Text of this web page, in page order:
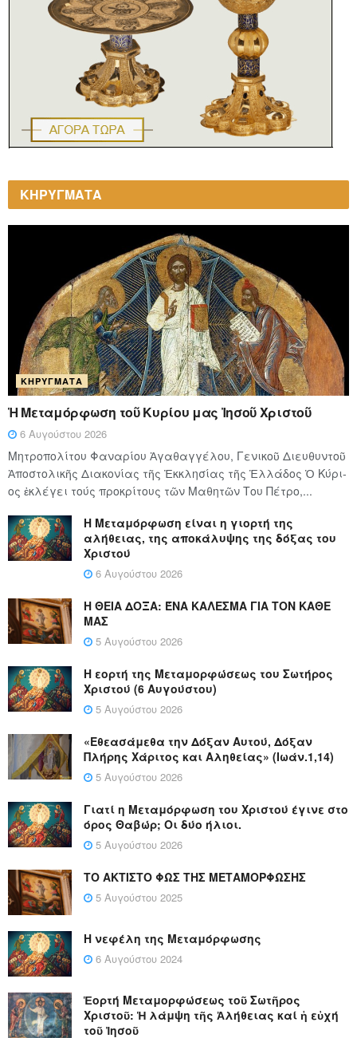
ΚΗΡΥΓΜΑΤΑ
ΚΗΡΎΓΜΑΤΑ
Ἡ Μεταμόρφωση τοῦ Κυρίου μας Ἰησοῦ Χριστοῦ
6 Αυγούστου 2026
Μητροπολίτου Φαναρίου Ἀγαθαγγέλου, Γενικοῦ Διευθυντοῦ
Ἀποστολικῆς Διακονίας τῆς Ἐκκλησίας τῆς Ἑλλάδος Ὁ Κύ­ρι­
ος ἐκλέγει τούς προ­κρί­τους τῶν Μα­θη­τῶν Του Πέ­τρο,...
Η Μεταμόρφωση είναι η γιορτή της
αλήθειας, της αποκάλυψης της δόξας του
Χριστού
6 Αυγούστου 2026
Η ΘΕΙΑ ΔΟΞΑ: ΈΝΑ ΚΑΛΕΣΜΑ ΓΙΑ ΤΟΝ ΚΑΘΕ
ΜΑΣ
5 Αυγούστου 2026
Η εορτή της Μεταμορφώσεως του Σωτήρος
Χριστού (6 Αυγούστου)
5 Αυγούστου 2026
«Εθεασάμεθα την Δόξαν Αυτού, Δόξαν
Πλήρης Χάριτος και Αληθείας» (Ιωάν.1,14)
5 Αυγούστου 2026
Γιατί η Μεταμόρφωση του Χριστού έγινε στο
όρος Θαβώρ; Οι δύο ήλιοι.
5 Αυγούστου 2026
ΤΟ ΑΚΤΙΣΤΟ ΦΩΣ ΤΗΣ ΜΕΤΑΜΟΡΦΩΣΗΣ
5 Αυγούστου 2025
Η νεφέλη της Μεταμόρφωσης
6 Αυγούστου 2024
Ἑορτή Μεταμορφώσεως τοῦ Σωτῆρος
Χριστοῦ: Ἡ λάμψη τῆς Ἀλήθειας καί ἡ εὐχή
τοῦ Ἰησοῦ